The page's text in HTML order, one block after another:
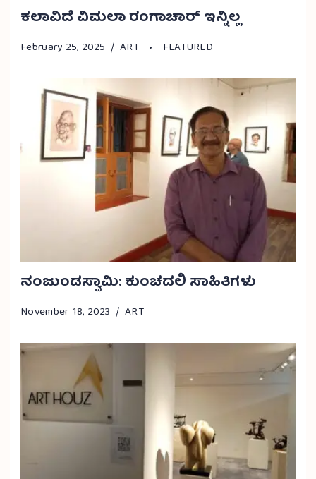
ಕಲಾವಿದೆ ವಿಮಲಾ ರಂಗಾಚಾರ್ ಇನ್ನಿಲ್ಲ
February 25, 2025 ART FEATURED
ನಂಜುಂಡಸ್ವಾಮಿ: ಕುಂಚದಲಿ ಸಾಹಿತಿಗಳು
November 18, 2023 ART